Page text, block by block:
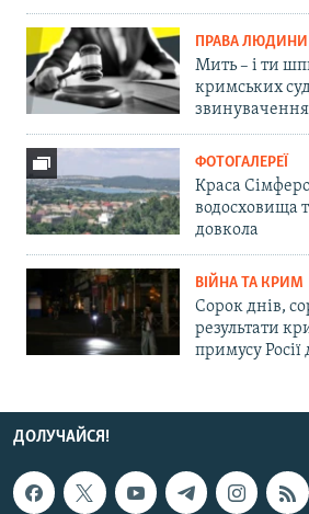
ПРАВА ЛЮДИНИ
Мить – і ти
кримських
ФОТОГАЛЕРЕЇ
Краса
водосховища
довкола
ВІЙНА ТА КРИМ
Сорок днів,
результати
примусу
ДОЛУЧАЙСЯ!